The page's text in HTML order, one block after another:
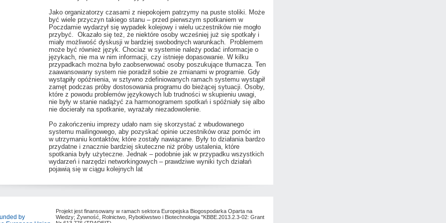
Jako organizatorzy czasami z niepokojem patrzymy na puste stoliki. Może
być wiele przyczyn takiego stanu – przed pierwszym spotkaniem w
Poczdamie wydarzył się wypadek kolejowy i wielu uczestników nie mogło
przybyć. Okazało się też, że niektóre osoby wcześniej już się spotkały i
miały możliwość dyskusji w bardziej swobodnych warunkach. Problemem
może być również język. Chociaż w systemie należy podać informacje o
językach, nie ma w nim informacji, czy istnieje dopasowanie. W kilku
przypadkach można było zaobserwować osoby poszukujące tłumacza. Ten
zaawansowany system nie poradził sobie ze zmianami w programie. Gdy
wystąpiły opóźnienia, w sztywno zdefiniowanych ramach systemu wystąpił
zamęt podczas próby dostosowania programu do bieżącej sytuacji. Osoby,
które z powodu problemów językowych lub trudności w skupieniu uwagi,
nie były w stanie nadążyć za harmonogramem spotkań i spóźniały się albo
nie docierały na spotkanie, wyrażały niezadowolenie.
Po zakończeniu imprezy udało nam się skorzystać z wbudowanego
systemu mailingowego, aby pozyskać opinie uczestników oraz pomóc im
w utrzymaniu kontaktów, które zostały nawiązane. Były to działania bardzo
przydatne i znacznie bardziej skuteczne niż próby ustalenia, które
spotkania były użyteczne. Jednak – podobnie jak w przypadku wszystkich
wydarzeń i narzędzi networkingowych – prawdziwe wyniki tych działań
pojawią się w ciągu kolejnych lat
by
Projekt jest finansowany w ramach sektora Europejska Biogospodarka Oparta na
Wiedzy; Żywność, Rolnictwo, Rybołówstwo i Biotechnologia "KBBE.2013.2.3-02: Grant